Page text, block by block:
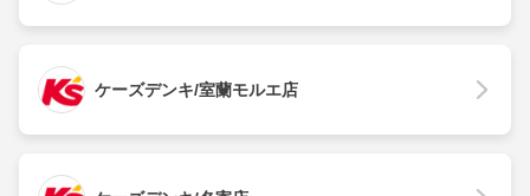
ケーズデンキ/室蘭モルエ店